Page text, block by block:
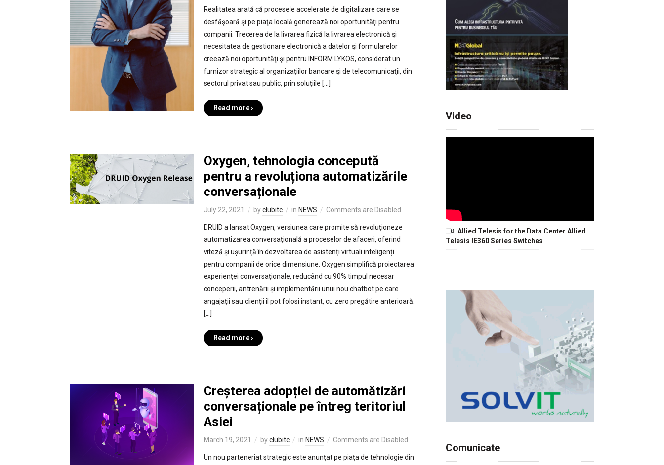
Realitatea arată că procesele accelerate de digitalizare care se
desfăşoară şi pe piaţa locală generează noi oportunităţi pentru
companii. Trecerea de la livrarea fizică la livrarea electronică şi
necesitatea de gestionare electronică a datelor şi formularelor
creează noi oportunităţi şi pentru INFORM LYKOS, considerat un
furnizor strategic al organizaţiilor bancare şi de telecomunicaţii, din
sectorul privat sau public, prin soluţiile […]
Read more ›
Oxygen, tehnologia concepută
pentru a revoluționa automatizările
conversaționale
July 22, 2021 byclubitc in NEWS Comments are Disabled
DRUID a lansat Oxygen, versiunea care promite să revoluționeze
automatizarea conversațională a proceselor de afaceri, oferind
viteză și ușurință în dezvoltarea de asistenți virtuali inteligenți
pentru companii de orice dimensiune. Oxygen simplifică proiectarea
experienței conversaționale, reducând cu 90% timpul necesar
conceperii, antrenării și implementării unui nou chatbot pe care
angajații sau clienții îl pot folosi instant, cu zero pregătire anterioară.
[…]
Read more ›
Creșterea adopției de automătizări
conversaționale pe întreg teritoriul
Asiei
March 19, 2021 byclubitc in NEWS Comments are Disabled
Un nou parteneriat strategic este anunțat pe piața de tehnologie din
Video
Allied Telesis for the Data Center Allied
Telesis IE360 Series Switches
Comunicate